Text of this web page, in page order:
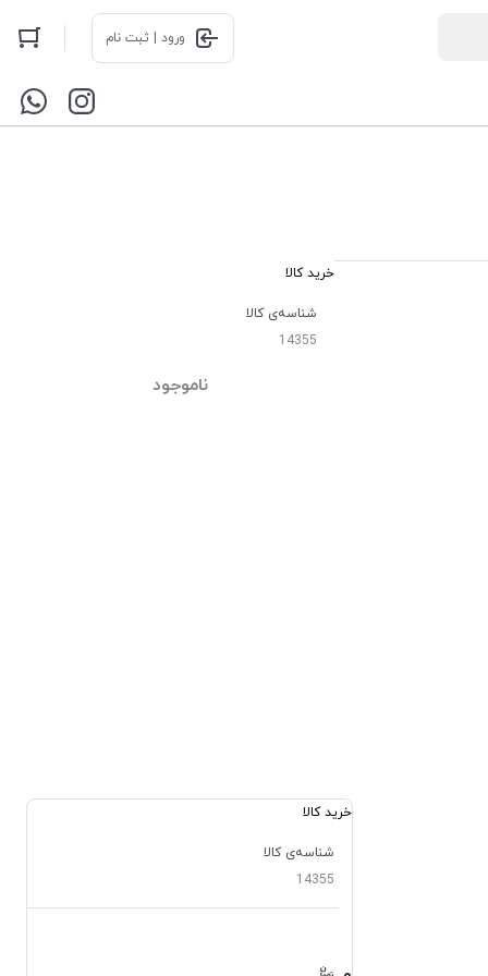
ورود | ثبت نام
خرید کالا
شناسه‌ی کالا
14355
ناموجود
خرید کالا
شناسه‌ی کالا
14355